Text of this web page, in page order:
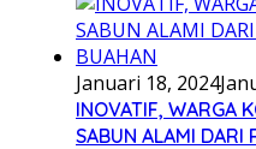
Januari 18, 2024
INOVATIF, WARGA
SABUN ALAMI DARI